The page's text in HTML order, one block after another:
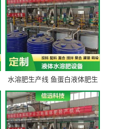
水溶肥生产线 鱼蛋白液体肥生
产设备 氨基酸液态肥全套设备